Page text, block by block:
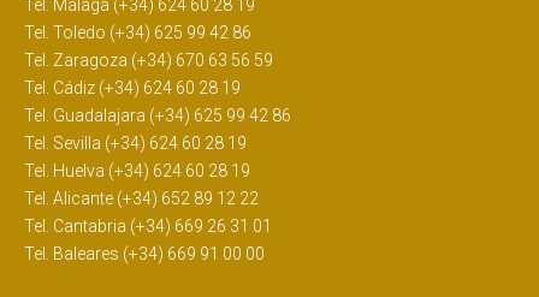
Tel. Málaga (+34) 624 60 28 19
Tel. Toledo (+34) 625 99 42 86
Tel. Zaragoza (+34) 670 63 56 59
Tel. Cádiz (+34) 624 60 28 19
Tel. Guadalajara (+34) 625 99 42 86
Tel. Sevilla (+34) 624 60 28 19
Tel. Huelva (+34) 624 60 28 19
Tel. Alicante (+34) 652 89 12 22
Tel. Cantabria (+34) 669 26 31 01
Tel. Baleares (+34) 669 91 00 00